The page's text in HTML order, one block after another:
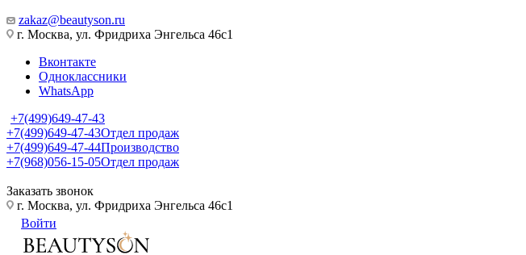
zakaz@beautyson.ru
г. Москва, ул. Фридриха Энгельса 46с1
Вконтакте
Одноклассники
WhatsApp
+7(499)649-47-43
+7(499)649-47-43Отдел продаж
+7(499)649-47-44Производство
+7(968)056-15-05Отдел продаж
Заказать звонок
г. Москва, ул. Фридриха Энгельса 46с1
Войти